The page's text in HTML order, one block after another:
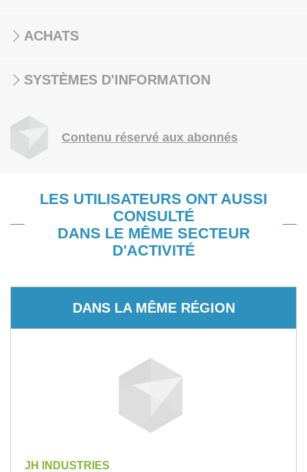
ACHATS
SYSTÈMES D'INFORMATION
Contenu réservé aux abonnés
LES UTILISATEURS ONT AUSSI
CONSULTÉ
DANS LE MÊME SECTEUR
D'ACTIVITÉ
DANS LA MÊME RÉGION
JH INDUSTRIES